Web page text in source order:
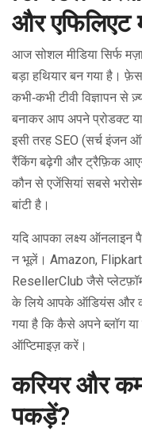
और एफिलिएट
आज सोशल मीडिया सिर्फ
बड़ा हथियार बन गया है।
कभी‑कभी टीवी विज्ञापन से
बनाकर आप अपने प्रोडक्ट
इसी तरह SEO (सर्च इंजन
रैंकिंग बढ़ेगी और ट्रैफ़िक
कौन से एजेंसियां सबसे
बांटी है।
यदि आपका लक्ष्य ऑनलाइन
न भूलें। Amazon,
ResellerClub जैसे
के लिये आपके ऑडियंस और
गया है कि कैसे अपने ब्लॉग
ऑप्टिमाइज़ करें।
करियर और
पकड़ें?